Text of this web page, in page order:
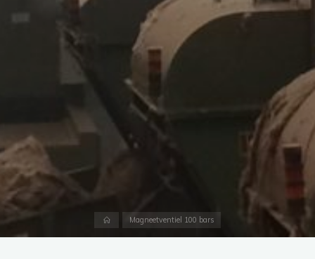
AccueilMagneetventiel 100 bars